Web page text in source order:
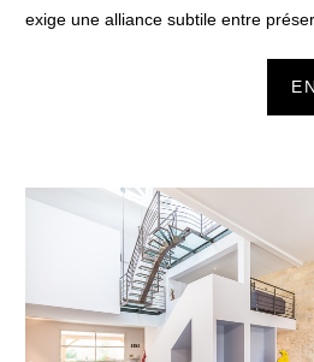
exige une alliance subtile entre